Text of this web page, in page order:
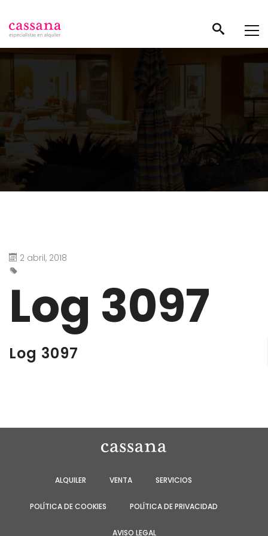
2 abril, 2018
Log 3097
Log 3097
ALQUILER VENTA SERVICIOS
POLÍTICA DE COOKIES POLÍTICA DE PRIVACIDAD
AVISO LEGAL